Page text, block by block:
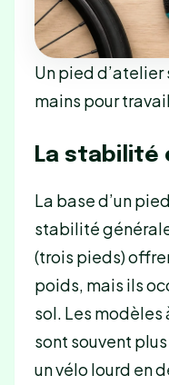
Un pied
mains pour
La stabilité
La base d’un
stabilité
(trois pieds)
poids, mais ils
sol. Les modèles
sont souvent
un vélo lourd en